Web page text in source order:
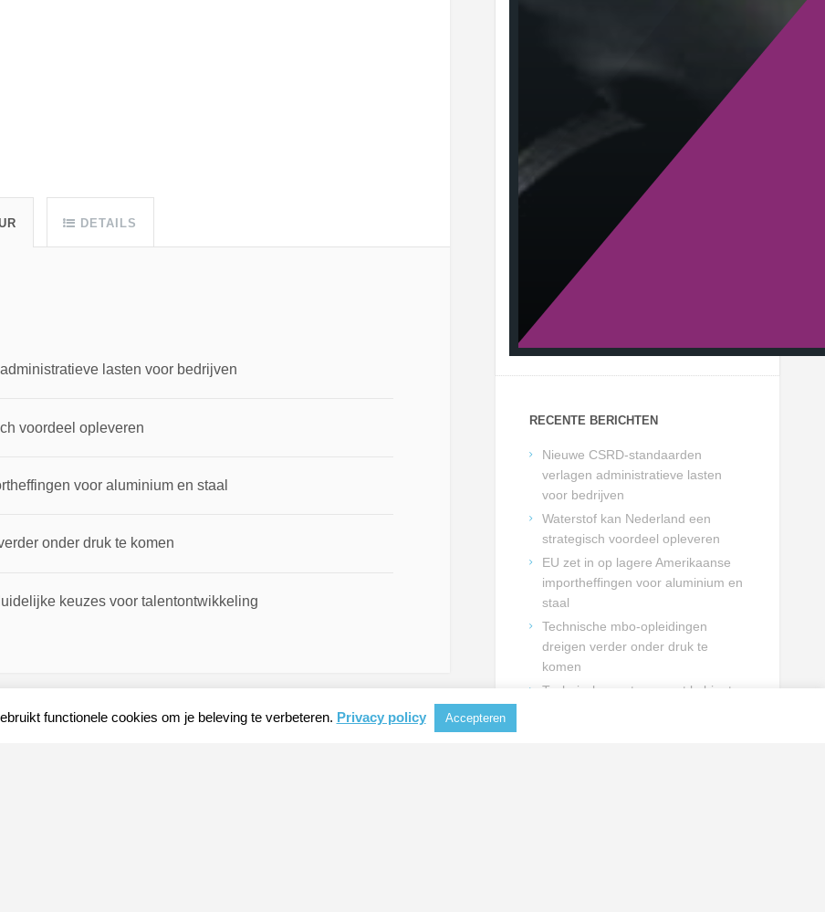
DETAILS
lasten voor bedrijven
voordeel opleveren
voor aluminium en staal
onder druk te komen
keuzes voor talentontwikkeling
RECENTE BERICHTEN
Nieuwe CSRD-standaarden
verlagen administratieve lasten
voor bedrijven
Waterstof kan Nederland een
strategisch voordeel opleveren
EU zet in op lagere Amerikaanse
importheffingen voor aluminium en
staal
Technische mbo-opleidingen
dreigen verder onder druk te
komen
Technische sector vraagt kabinet
functionele cookies om je beleving te verbeteren. Privacy policy Accepteren